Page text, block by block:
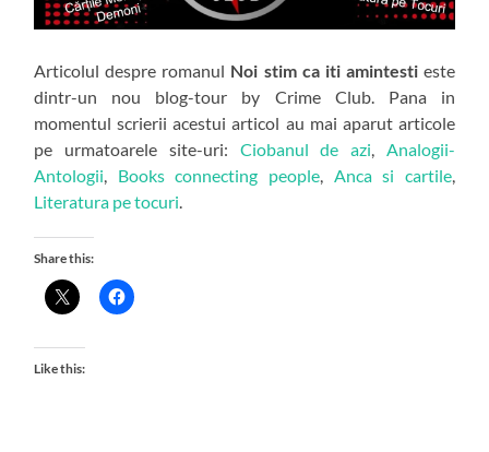
Articolul despre romanul Noi stim ca iti amintestieste
dintr-un nou blog-tour by Crime Club. Pana in
momentul scrierii acestui articol au mai aparut articole
pe urmatoarele site-uri: Ciobanul de azi, Analogii-
Antologii, Books connecting people, Anca si cartile,
Literatura pe tocuri.
Share this:
Like this: